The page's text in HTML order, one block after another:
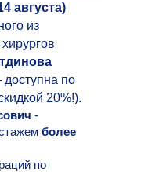
августа)
из
по
20%!).
-
более
по